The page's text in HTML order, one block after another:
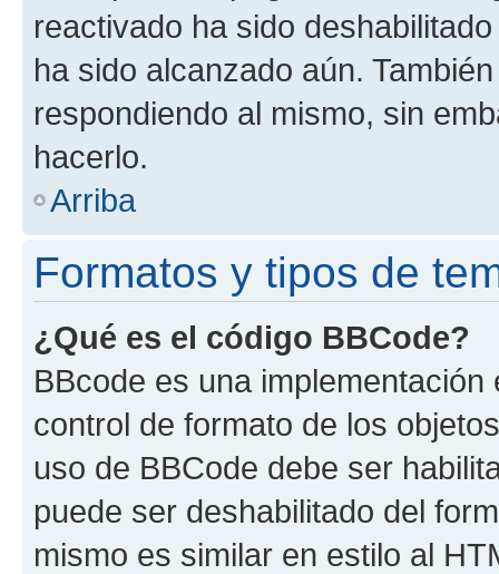
reactivado ha sido
ha sido alcanzado aún.
respondiendo al mismo, sin
hacerlo.
Arriba
Formatos y tipos de
¿Qué es el código BBCode?
BBcode es una
control de formato de los
uso de BBCode debe ser
puede ser deshabilitado del
mismo es similar en estilo al